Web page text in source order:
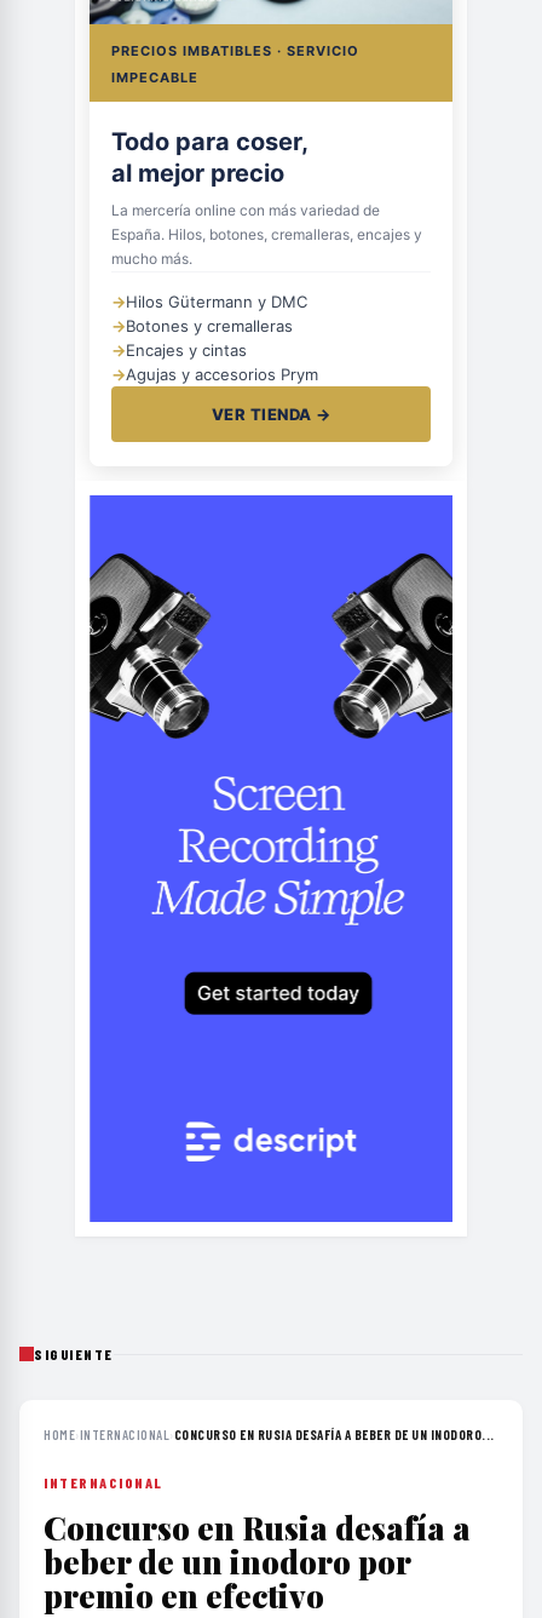
PRECIOS IMBATIBLES · SERVICIO
IMPECABLE
Todo para coser,
al mejor precio
La mercería online con más variedad de
España. Hilos, botones, cremalleras, encajes y
mucho más.
→Hilos Gütermann y DMC
→Botones y cremalleras
→Encajes y cintas
→Agujas y accesorios Prym
VER TIENDA →
SIGUIENTE
HOME›INTERNACIONAL › CONCURSO EN RUSIA DESAFÍA A BEBER DE UN INODORO...
INTERNACIONAL
Concurso en Rusia desafía a
beber de un inodoro por
premio en efectivo